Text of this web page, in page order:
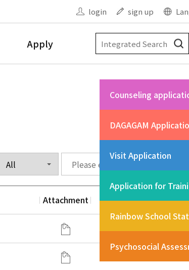
login sign up
Apply
Counseling
DAGAGAM
Visit Application
Application for
Rainbow School
Psychosocial
Attachment Date
2026.07.28